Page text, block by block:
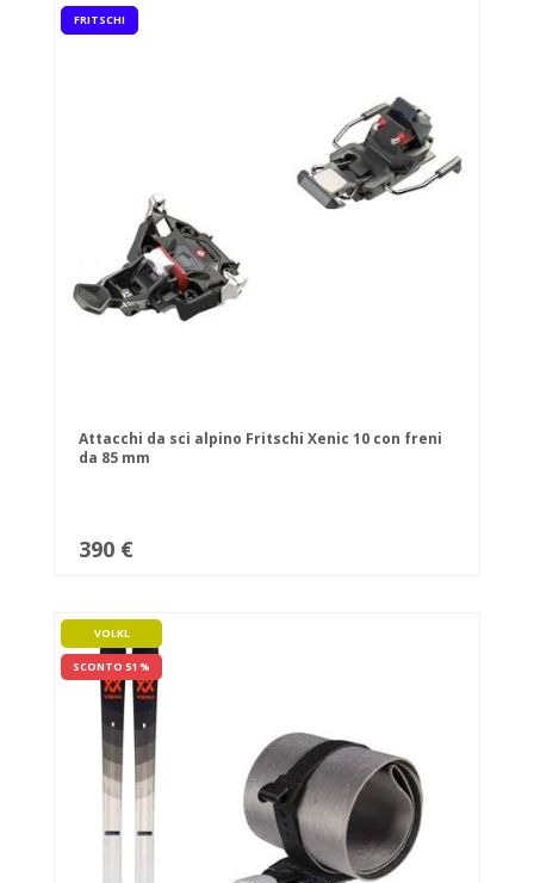
FRITSCHI
Attacchi da sci alpino Fritschi Xenic 10 con freni
da 85 mm
390 €
VOLKL
SCONTO 51 %